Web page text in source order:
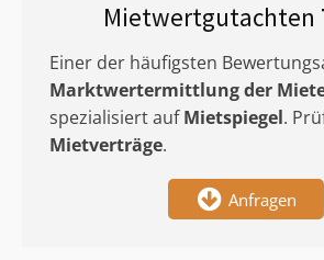
Mietwertgutachten
Einer der häufigsten
Marktwertermittlungder
spezialisiert aufMietspiegel.
Mietverträge.
Anfragen